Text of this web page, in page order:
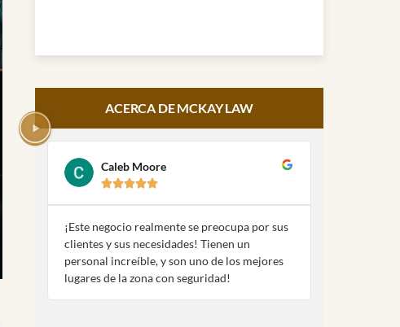
ACERCA DE MCKAY LAW
Caleb Moore

¡Este negocio realmente se preocupa por sus
clientes y sus necesidades! Tienen un
personal increíble, y son uno de los mejores
lugares de la zona con seguridad!